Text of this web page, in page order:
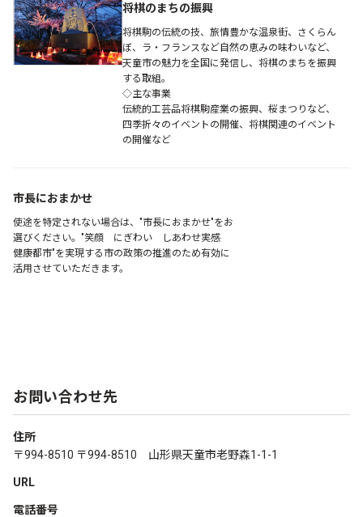
将棋のまちの振興
将棋駒の伝統の技、旅情豊かな温泉街、さくらん
ぼ、ラ・フランスなど自然の恵みの味わいなど、
天童市の魅力を全国に発信し、将棋のまちを振興
する取組。
◇主な事業
伝統的工芸品将棋駒産業の振興、桜まつりなど、
四季折々のイベントの開催、将棋関連のイベント
の開催など
市長におまかせ
使途を特定されない場合は、"市長におまかせ"をお
選びください。"笑顔 にぎわい しあわせ実感
健康都市"を実現する市の政策の推進のため有効に
活用させていただきます。
お問い合わせ先
住所
〒994-8510 〒994-8510 山形県天童市老野森1-1-1
URL
電話番号